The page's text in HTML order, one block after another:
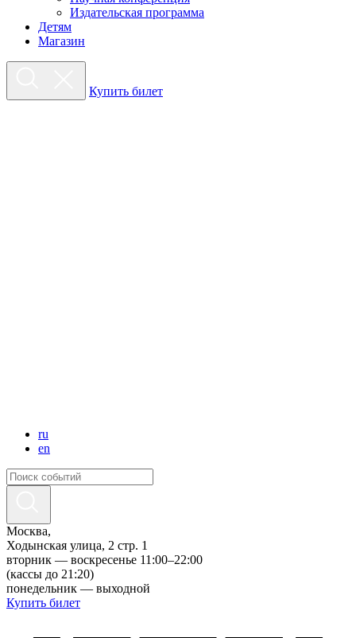
Издательская программа
Детям
Магазин
Купить билет
ru
en
Москва,
Ходынская улица, 2 стр. 1
вторник — воскресенье 11:00–22:00
(кассы до 21:20)
понедельник — выходной
Купить билет